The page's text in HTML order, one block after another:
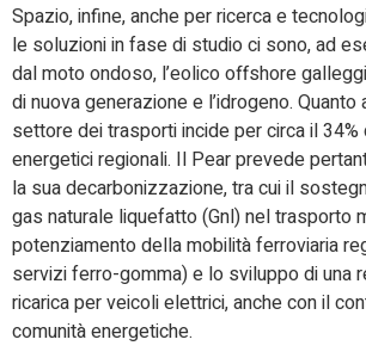
Spazio, infine, anche per ricerca e
le soluzioni in fase di studio ci sono, ad
dal moto ondoso, l’eolico offshore
di nuova generazione e l’idrogeno. Quanto
settore dei trasporti incide per circa il 34%
energetici regionali. Il Pear prevede
la sua decarbonizzazione, tra cui il
gas naturale liquefatto (Gnl) nel trasporto
potenziamento della mobilità ferroviaria
servizi ferro-gomma) e lo sviluppo di una
ricarica per veicoli elettrici, anche con il
comunità energetiche.